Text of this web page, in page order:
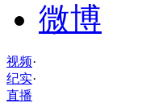
微博
视频·
纪实·
直播